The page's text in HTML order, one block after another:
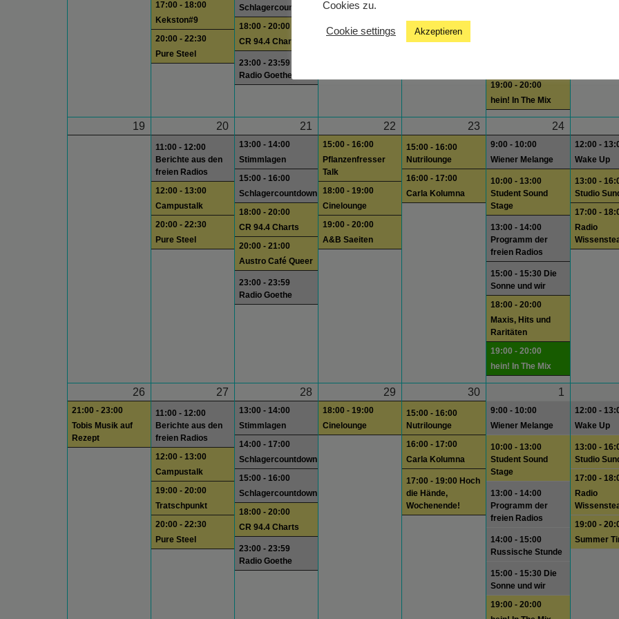
17:00 - 18:00
Kekston#9
20:00 - 22:30
Pure Steel
Schlagercountdown
18:00 - 20:00
CR 94.4 Charts
23:00 - 23:59
Radio Goethe
19:00 - 20:00
hein! In The Mix
19 20
11:00 - 12:00
Berichte aus den
freien Radios
12:00 - 13:00
Campustalk
20:00 - 22:30
Pure Steel
21
13:00 - 14:00
Stimmlagen
15:00 - 16:00
Schlagercountdown
18:00 - 20:00
CR 94.4 Charts
20:00 - 21:00
Austro Café Queer
23:00 - 23:59
Radio Goethe
22
15:00 - 16:00
Pflanzenfresser
Talk
18:00 - 19:00
Cinelounge
19:00 - 20:00
A&B Saeiten
23
15:00 - 16:00
Nutrilounge
16:00 - 17:00
Carla Kolumna
24
9:00 - 10:00
Wiener Melange
10:00 - 13:00
Student Sound
Stage
13:00 - 14:00
Programm der
freien Radios
15:00 - 15:30 Die
Sonne und wir
18:00 - 20:00
Maxis, Hits und
Raritäten
19:00 - 20:00
hein! In The Mix
12:00 -
Wake Up
13:00 -
Studio
17:00 -
Radio
26
21:00 - 23:00
Tobis Musik auf
Rezept
27
11:00 - 12:00
Berichte aus den
freien Radios
12:00 - 13:00
Campustalk
19:00 - 20:00
Tratschpunkt
20:00 - 22:30
Pure Steel
28
13:00 - 14:00
Stimmlagen
14:00 - 17:00
Schlagercountdown
15:00 - 16:00
Schlagercountdown
18:00 - 20:00
CR 94.4 Charts
23:00 - 23:59
Radio Goethe
29
18:00 - 19:00
Cinelounge
30
15:00 - 16:00
Nutrilounge
16:00 - 17:00
Carla Kolumna
17:00 - 19:00 Hoch
die Hände,
Wochenende!
1
9:00 - 10:00
Wiener Melange
10:00 - 13:00
Student Sound
Stage
13:00 - 14:00
Programm der
freien Radios
14:00 - 15:00
Russische Stunde
15:00 - 15:30 Die
Sonne und wir
19:00 - 20:00
12:00 -
Wake Up
13:00 -
Studio
17:00 -
Radio
19:00 -
Summer
Cookies zu.
Cookie settings Akzeptieren